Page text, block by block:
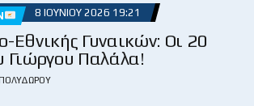
8 ΙΟΥΝΊΟΥ 2026 19:21
Εθνικής Γυναικών: Οι 20
Γιώργου Παλάλα!